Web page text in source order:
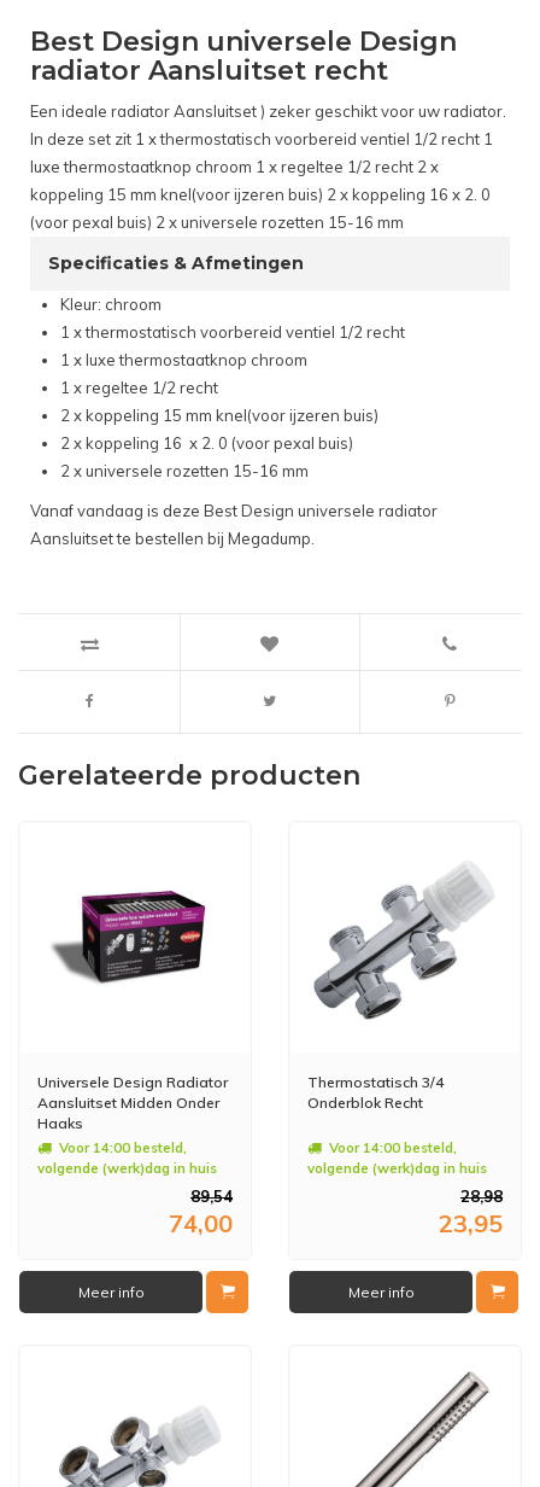
Best Design universele Design
radiator Aansluitset recht
Een ideale radiator Aansluitset ) zeker geschikt voor uw radiator.
In deze set zit 1 x thermostatisch voorbereid ventiel 1/2 recht 1
luxe thermostaatknop chroom 1 x regeltee 1/2 recht 2 x
koppeling 15 mm knel(voor ijzeren buis) 2 x koppeling 16 x 2. 0
(voor pexal buis) 2 x universele rozetten 15-16 mm
Specificaties & Afmetingen
Kleur: chroom
1 x thermostatisch voorbereid ventiel 1/2 recht
1 x luxe thermostaatknop chroom
1 x regeltee 1/2 recht
2 x koppeling 15 mm knel(voor ijzeren buis)
2 x koppeling 16 x 2. 0 (voor pexal buis)
2 x universele rozetten 15-16 mm
Vanaf vandaag is deze Best Design universele radiator
Aansluitset te bestellen bij Megadump.
Gerelateerde producten
Universele Design Radiator
Aansluitset Midden Onder
Haaks
Voor 14:00 besteld,
volgende (werk)dag in huis
89,54
74,00
Meer info
Thermostatisch 3/4
Onderblok Recht
Voor 14:00 besteld,
volgende (werk)dag in huis
28,98
23,95
Meer info